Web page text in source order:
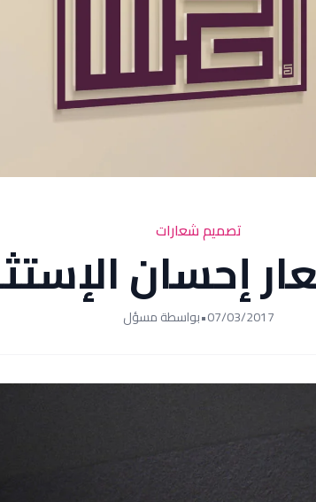
تصميم شعارات
إحسان
07/03/2017
•بواسطة مسؤل